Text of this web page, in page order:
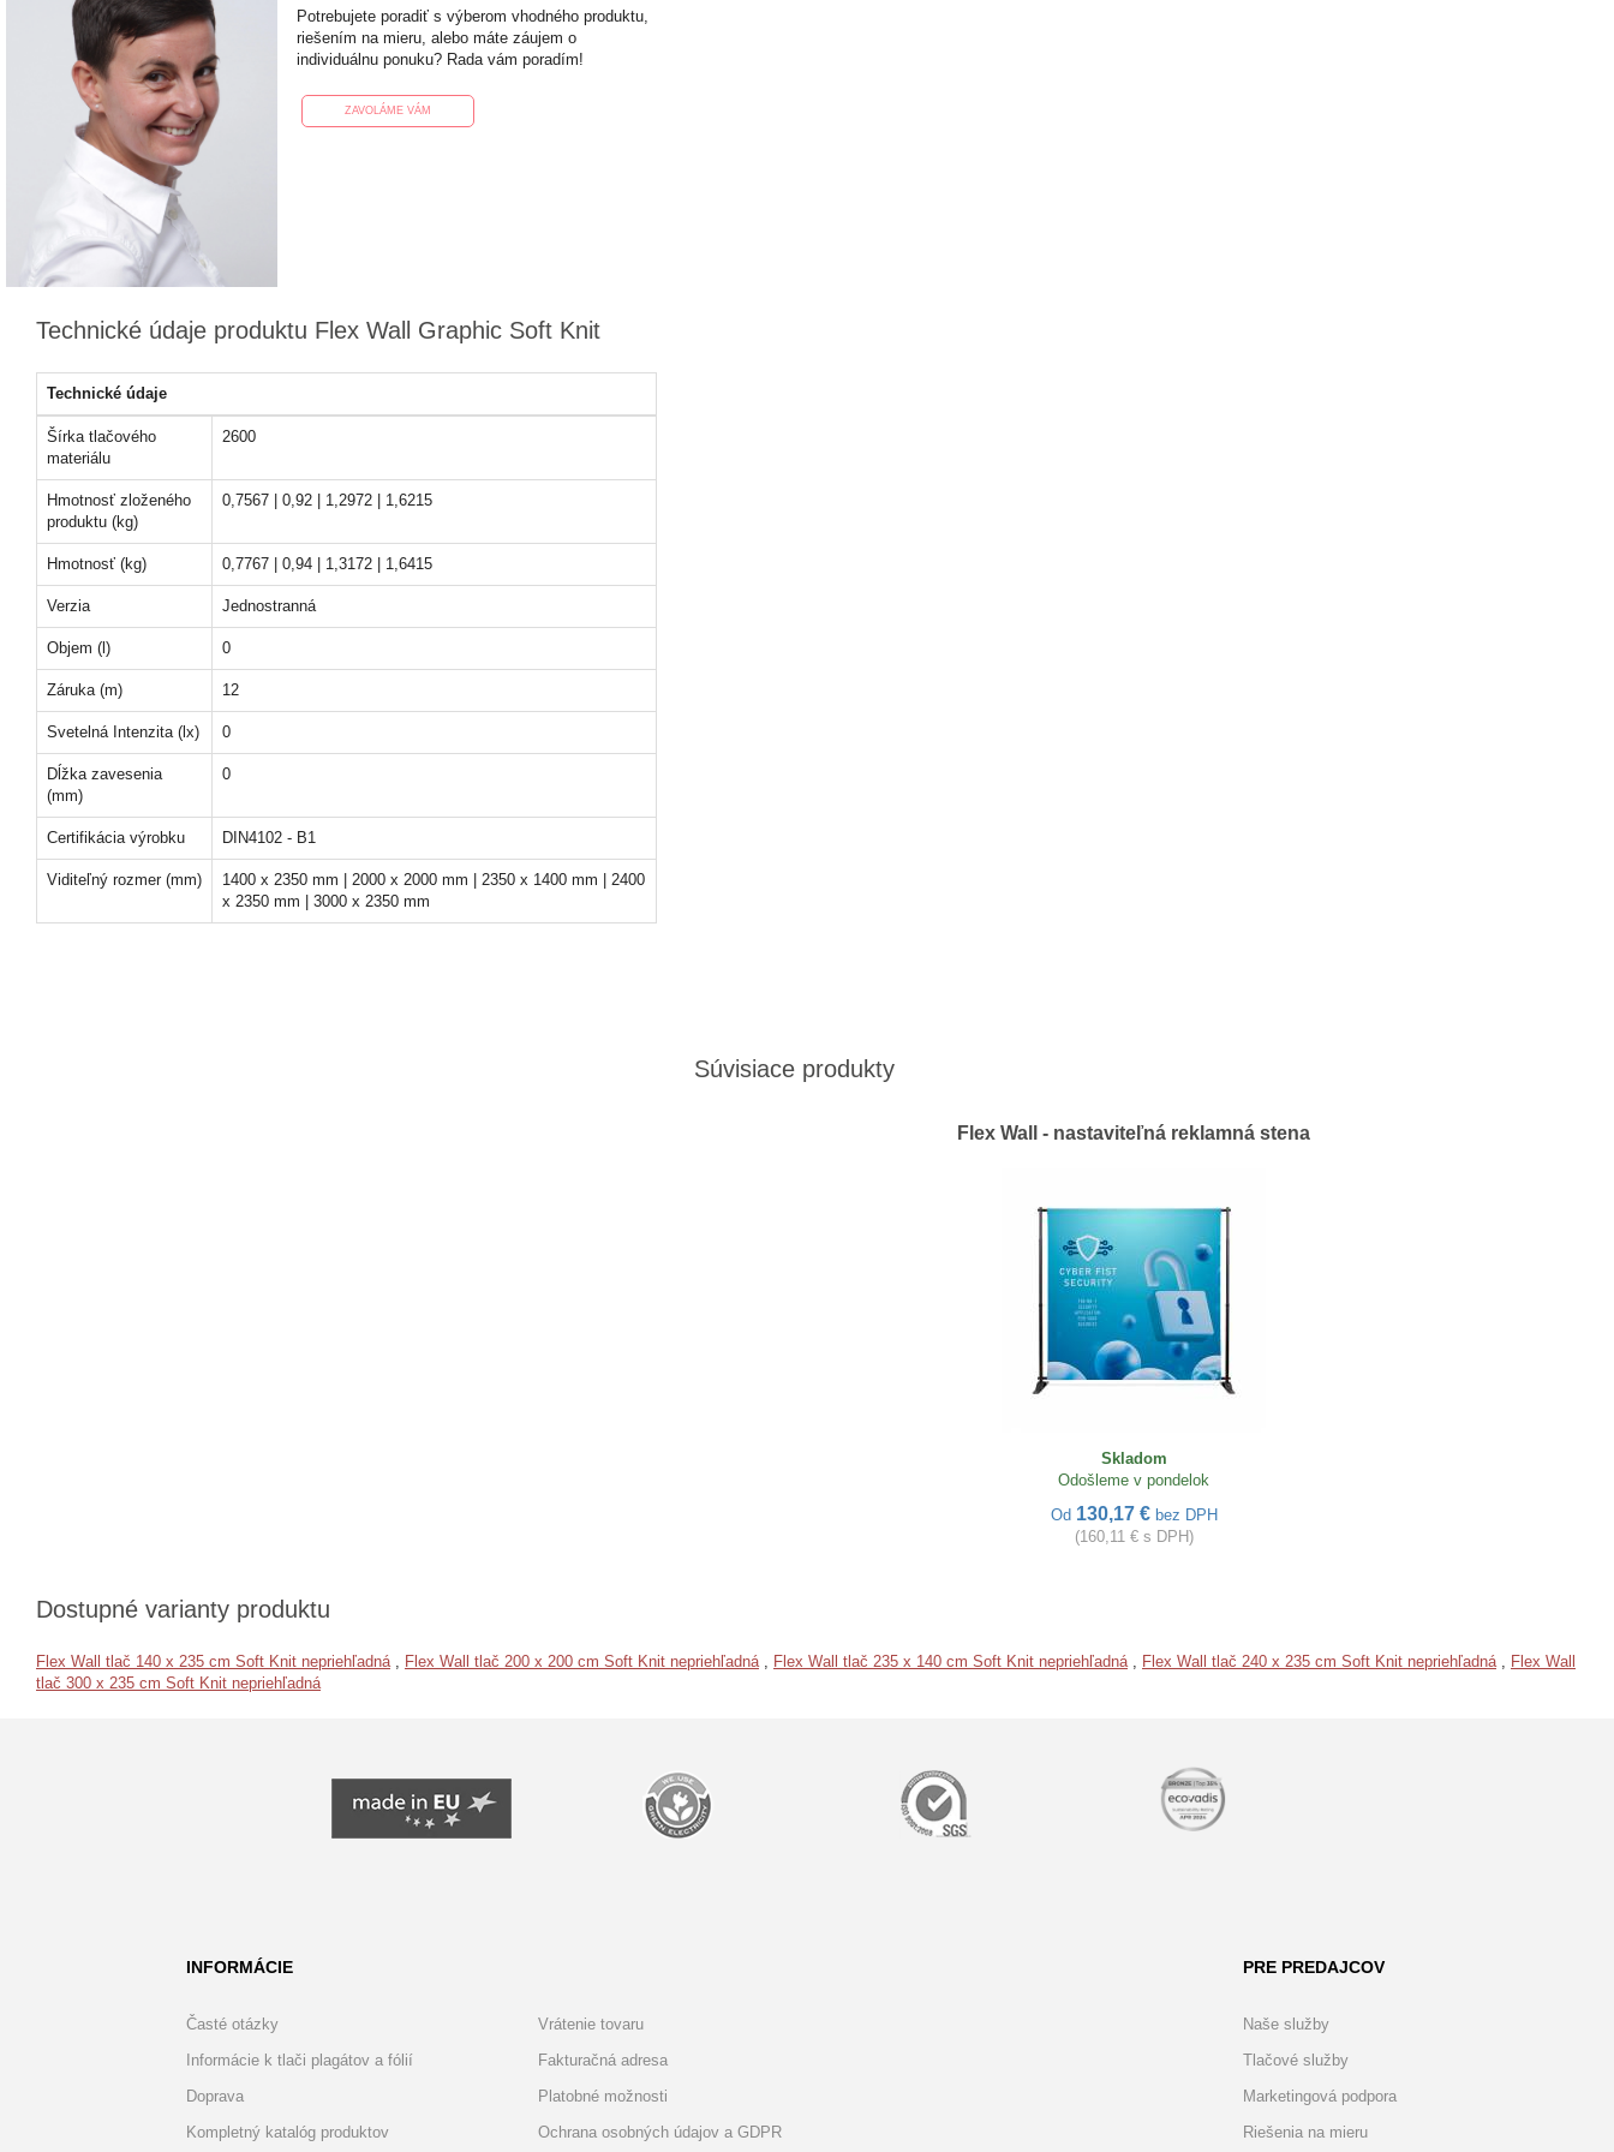
Potrebujete poradiť s výberom vhodného produktu,
riešením na mieru, alebo máte záujem o
individuálnu ponuku? Rada vám poradím!
ZAVOLÁME VÁM
Technické údaje produktu Flex Wall Graphic Soft Knit
Technické údaje
Šírka tlačového
materiálu
2600
Hmotnosť zloženého
produktu (kg)
0,7567 | 0,92 | 1,2972 | 1,6215
Hmotnosť (kg) 0,7767 | 0,94 | 1,3172 | 1,6415
Verzia Jednostranná
Objem (l) 0
Záruka (m) 12
Svetelná Intenzita (lx) 0
Dĺžka zavesenia
(mm)
0
Certifikácia výrobku DIN4102 - B1
Viditeľný rozmer (mm)
1400 x 2350 mm | 2000 x 2000 mm | 2350 x 1400 mm | 2400
x 2350 mm | 3000 x 2350 mm
Súvisiace produkty
Flex Wall - nastaviteľná reklamná stena
Skladom
Odošleme v pondelok
Od 130,17 € bez DPH
(160,11 € s DPH)
Dostupné varianty produktu
Flex Wall tlač 140 x 235 cm Soft Knit nepriehľadná , Flex Wall tlač 200 x 200 cm Soft Knit nepriehľadná , Flex Wall tlač 235 x 140 cm Soft Knit nepriehľadná , Flex Wall tlač 240 x 235 cm Soft Knit nepriehľadná , Flex Wall
tlač 300 x 235 cm Soft Knit nepriehľadná
INFORMÁCIE PRE PREDAJCOV
Časté otázky
Informácie k tlači plagátov a fólií
Doprava
Kompletný katalóg produktov
Vrátenie tovaru
Fakturačná adresa
Platobné možnosti
Ochrana osobných údajov a GDPR
Naše služby
Tlačové služby
Marketingová podpora
Riešenia na mieru